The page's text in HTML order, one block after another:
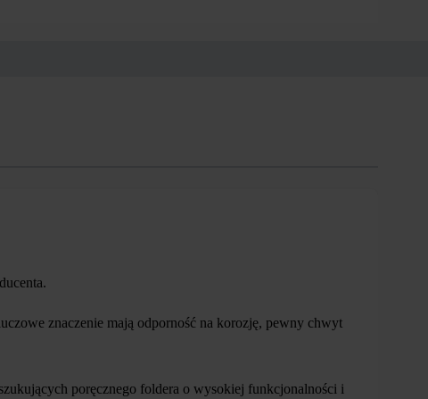
znaczenie mają odporność na korozję, pewny chwyt
poręcznego foldera o wysokiej funkcjonalności i